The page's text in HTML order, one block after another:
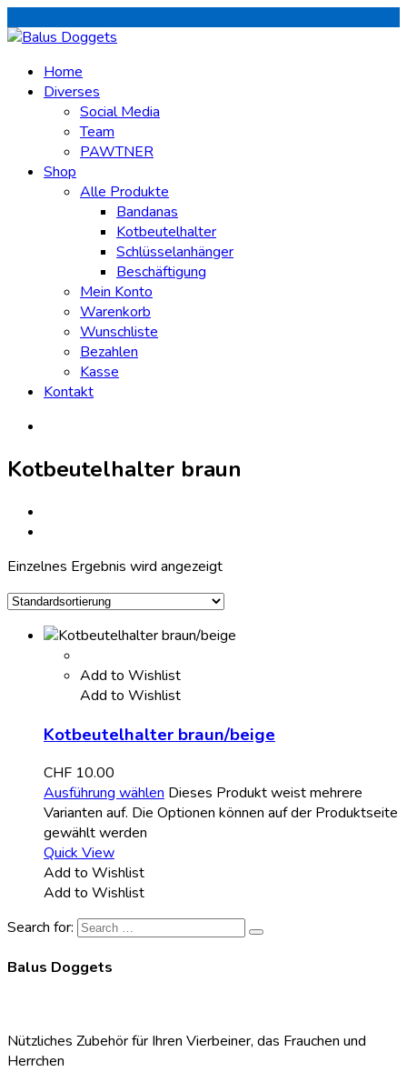
Home
Diverses
Social Media
Team
PAWTNER
Shop
Alle Produkte
Bandanas
Kotbeutelhalter
Schlüsselanhänger
Beschäftigung
Mein Konto
Warenkorb
Wunschliste
Bezahlen
Kasse
Kontakt
Kotbeutelhalter braun
Einzelnes Ergebnis wird angezeigt
Add to Wishlist
Add to Wishlist
Kotbeutelhalter braun/beige
CHF 10.00
Ausführung wählen Dieses Produkt weist mehrere
Varianten auf. Die Optionen können auf der Produktseite
gewählt werden
Quick View
Add to Wishlist
Add to Wishlist
Search for:
Balus Doggets
Nützliches Zubehör für Ihren Vierbeiner, das Frauchen und
Herrchen